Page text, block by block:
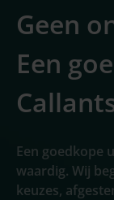
Geen
Een
Een goedkope
waardig. Wij
keuzes,